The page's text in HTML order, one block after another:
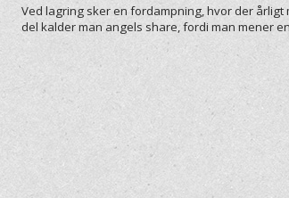
Ved lagring sker en fordampning, hvor der
del kalder man angels share, fordi man mener